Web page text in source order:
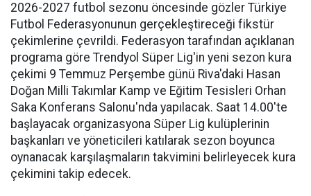
2026-2027 futbol sezonu öncesinde gözler Türkiye
Futbol Federasyonunun gerçekleştireceği fikstür
çekimlerine çevrildi. Federasyon tarafından açıklanan
programa göre Trendyol Süper Lig'in yeni sezon kura
çekimi 9 Temmuz Perşembe günü Riva'daki Hasan
Doğan Milli Takımlar Kamp ve Eğitim Tesisleri Orhan
Saka Konferans Salonu'nda yapılacak. Saat 14.00'te
başlayacak organizasyona Süper Lig kulüplerinin
başkanları ve yöneticileri katılarak sezon boyunca
oynanacak karşılaşmaların takvimini belirleyecek kura
çekimini takip edecek.